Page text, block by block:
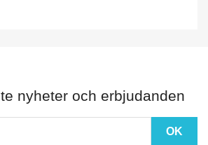
nyheter och erbjudanden